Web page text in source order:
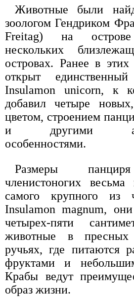
Животные были
зоологом Гендриком
Freitag) на
нескольких
островах. Ранее в
открыт
Insulamon unicorn, к
добавил четыре
цветом, строением
и другими
особенностями.
Размеры
членистоногих
самого крупного из
Insulamon magnum,
четырех-пяти
животные в пресных
ручьях, где питаются
фруктами и
Крабы ведут
образ жизни.